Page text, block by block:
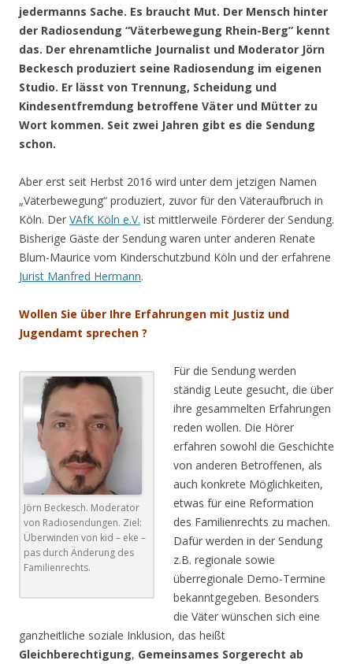
jedermanns Sache. Es braucht Mut. Der Mensch hinter
der Radiosendung “Väterbewegung Rhein-Berg” kennt
das. Der ehrenamtliche Journalist und Moderator Jörn
Beckesch produziert seine Radiosendung im eigenen
Studio. Er lässt von Trennung, Scheidung und
Kindesentfremdung betroffene Väter und Mütter zu
Wort kommen. Seit zwei Jahren gibt es die Sendung
schon.
Aber erst seit Herbst 2016 wird unter dem jetzigen Namen
„Väterbewegung“ produziert, zuvor für den Väteraufbruch in
Köln. Der VAfK Köln e.V. ist mittlerweile Förderer der Sendung.
Bisherige Gäste der Sendung waren unter anderen Renate
Blum-Maurice vom Kinderschutzbund Köln und der erfahrene
Jurist Manfred Hermann.
Wollen Sie über Ihre Erfahrungen mit Justiz und
Jugendamt sprechen ?
Jörn Beckesch. Moderator
von Radiosendungen. Ziel:
Überwinden von kid – eke –
pas durch Änderung des
Familienrechts.
Für die Sendung werden
ständig Leute gesucht, die über
ihre gesammelten Erfahrungen
reden wollen. Die Hörer
erfahren sowohl die Geschichte
von anderen Betroffenen, als
auch konkrete Möglichkeiten,
etwas für eine Reformation
des Familienrechts zu machen.
Dafür werden in der Sendung
z.B. regionale sowie
überregionale Demo-Termine
bekanntgegeben. Besonders
die Väter wünschen sich eine
ganzheitliche soziale Inklusion, das heißt
Gleichberechtigung, Gemeinsames Sorgerecht ab